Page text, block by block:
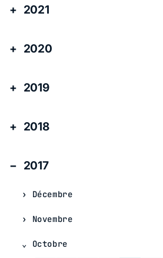
2021
2020
2019
2018
2017
Décembre
Novembre
Octobre